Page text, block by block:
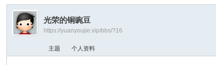
›
光荣的铜豌豆
https://yuanyoujie.vip/bbs/?16
主题 个人资料